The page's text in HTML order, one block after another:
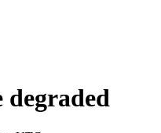
degraded